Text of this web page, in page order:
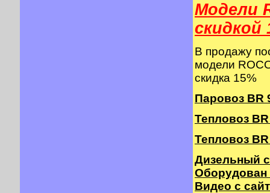
Модели
cкидкой
В продажу
модели
скидка 15%
Паровоз BR
Тепловоз
Тепловоз
Дизельный
Оборудован
Видео с